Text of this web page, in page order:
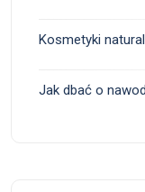
Kosmetyki
Jak dbać o